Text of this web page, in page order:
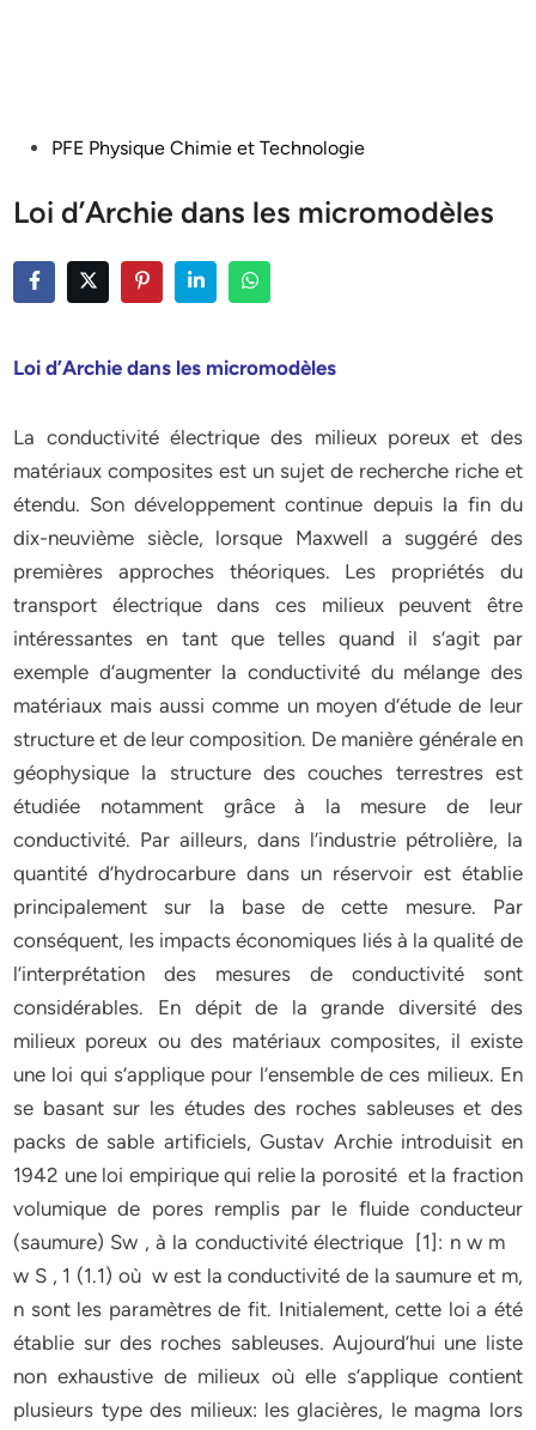
PostedPFE Physique Chimie et Technologie
Loi d’Archie dans les micromodèles
Loi d’Archie dans les micromodèles
La conductivité électrique des milieux poreux et des
matériaux composites est un sujet de recherche riche et
étendu. Son développement continue depuis la fin du
dix-neuvième siècle, lorsque Maxwell a suggéré des
premières approches théoriques. Les propriétés du
transport électrique dans ces milieux peuvent être
intéressantes en tant que telles quand il s’agit par
exemple d’augmenter la conductivité du mélange des
matériaux mais aussi comme un moyen d’étude de leur
structure et de leur composition. De manière générale en
géophysique la structure des couches terrestres est
étudiée notamment grâce à la mesure de leur
conductivité. Par ailleurs, dans l’industrie pétrolière, la
quantité d’hydrocarbure dans un réservoir est établie
principalement sur la base de cette mesure. Par
conséquent, les impacts économiques liés à la qualité de
l’interprétation des mesures de conductivité sont
considérables. En dépit de la grande diversité des
milieux poreux ou des matériaux composites, il existe
une loi qui s’applique pour l’ensemble de ces milieux. En
se basant sur les études des roches sableuses et des
packs de sable artificiels, Gustav Archie introduisit en
1942 une loi empirique qui relie la porosité et la fraction
volumique de pores remplis par le fluide conducteur
(saumure) Sw , à la conductivité électrique [1]: n w m
w S , 1 (1.1) où w est la conductivité de la saumure et m,
n sont les paramètres de fit. Initialement, cette loi a été
établie sur des roches sableuses. Aujourd’hui une liste
non exhaustive de milieux où elle s’applique contient
plusieurs type des milieux: les glacières, le magma lors